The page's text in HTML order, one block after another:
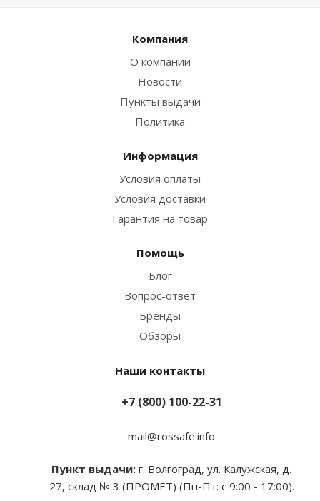
Компания
О компании
Новости
Пункты выдачи
Политика
Информация
Условия оплаты
Условия доставки
Гарантия на товар
Помощь
Блог
Вопрос-ответ
Бренды
Обзоры
Наши контакты
+7 (800) 100-22-31
mail@rossafe.info
Пункт выдачи: г. Волгоград, ул. Калужская, д.
27, склад № 3 (ПРОМЕТ) (Пн-Пт: с 9:00 - 17:00).